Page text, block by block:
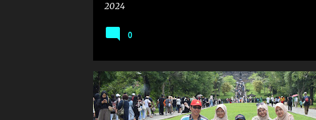
2024
0
FAMILY WISATAJOGJA2024